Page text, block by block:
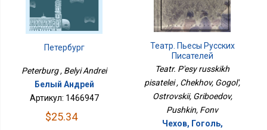
Петербург
Peterburg , Belyi Andrei
Белый Андрей
Артикул: 1466947
$25.34
Театр. Пьесы Русских
Писателей
Teatr. P'esy russkikh
pisatelei , Chekhov, Gogol',
Ostrovskii, Griboedov,
Pushkin, Fonv
Чехов, Гоголь,